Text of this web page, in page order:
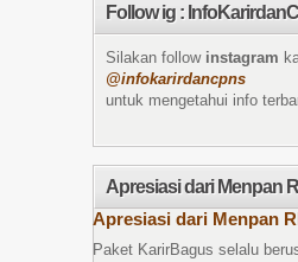
Follow ig :
Silakan follow instagram
@infokarirdancpns
untuk mengetahui info
Apresiasi dari Menpan
Apresiasi dari Menpan
Paket KarirBagus selalu